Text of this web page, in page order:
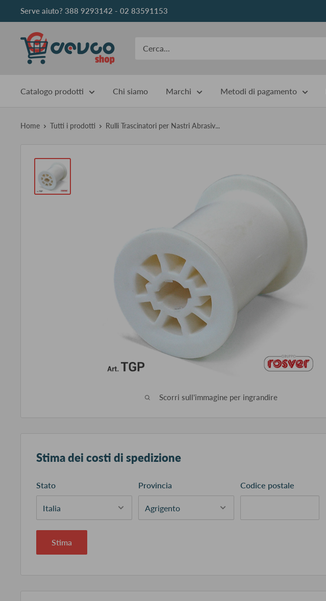
al
contenuto
Serve aiuto? 388 9293142 - 02 83591153
DEVCOshop
Catalogo prodotti Chi siamo Marchi Metodi di pagamento
Home Tutti i prodotti Rulli Trascinatori per Nastri Abrasiv...
Scorri sull'immagine per ingrandire
Stima dei costi di spedizione
Stato Provincia Codice postale
Stima